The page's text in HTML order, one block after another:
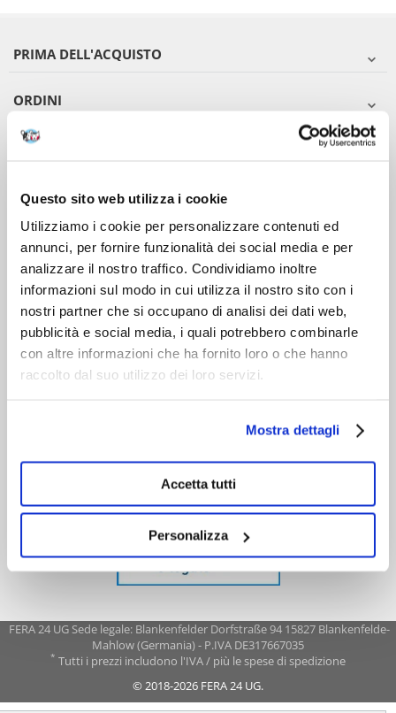
Questo sito web utilizza i cookie
Utilizziamo i cookie per personalizzare contenuti ed
annunci, per fornire funzionalità dei social media e per
analizzare il nostro traffico. Condividiamo inoltre
informazioni sul modo in cui utilizza il nostro sito con i
nostri partner che si occupano di analisi dei dati web,
pubblicità e social media, i quali potrebbero combinarle
con altre informazioni che ha fornito loro o che hanno
raccolto dal suo utilizzo dei loro servizi.
Mostra dettagli
Accetta tutti
Personalizza
PRIMA DELL'ACQUISTO
ORDINI
DOPO L'ACQUISTO
VIENI A CONOSCERCI
FERA 24 UG Sede legale: Blankenfelder Dorfstraße 94 15827 Blankenfelde-
Mahlow (Germania) - P.IVA DE317667035
* Tutti i prezzi includono l'IVA / più le spese di spedizione
© 2018-2026 FERA 24 UG.